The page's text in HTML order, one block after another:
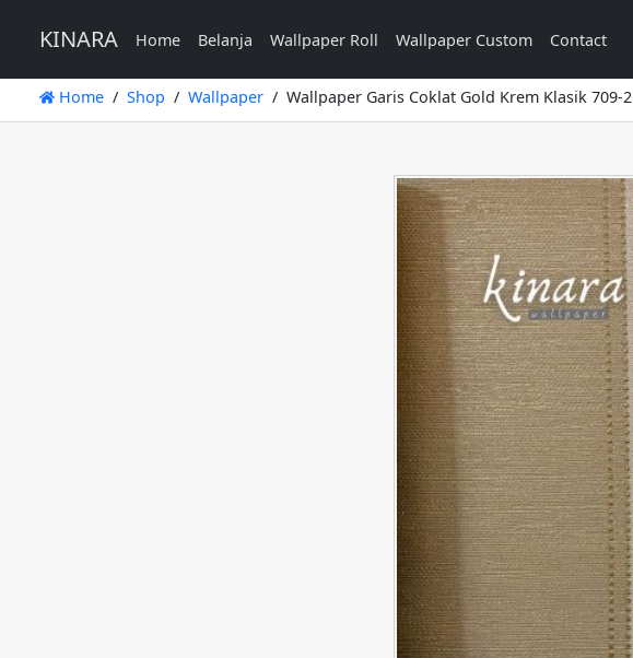
KINARA Home Belanja Wallpaper Roll Wallpaper Custom Contact
Home Shop Wallpaper Wallpaper Garis Coklat Gold Krem Klasik 709-2